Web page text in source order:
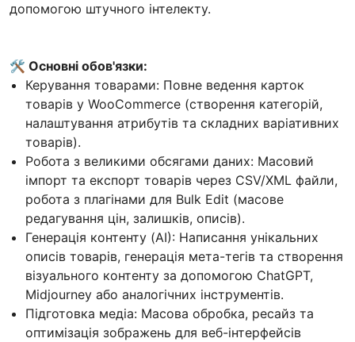
допомогою штучного інтелекту.
🛠 Основні обов'язки:
Керування товарами: Повне ведення карток
товарів у WooCommerce (створення категорій,
налаштування атрибутів та складних варіативних
товарів).
Робота з великими обсягами даних: Масовий
імпорт та експорт товарів через CSV/XML файли,
робота з плагінами для Bulk Edit (масове
редагування цін, залишків, описів).
Генерація контенту (AI): Написання унікальних
описів товарів, генерація мета-тегів та створення
візуального контенту за допомогою ChatGPT,
Midjourney або аналогічних інструментів.
Підготовка медіа: Масова обробка, ресайз та
оптимізація зображень для веб-інтерфейсів